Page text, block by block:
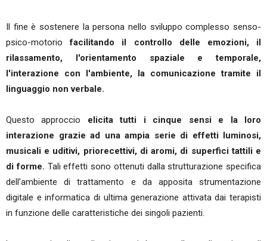
Il fine è sostenere la persona nello sviluppo complesso senso-
psico-motoriofacilitando il controllo delle emozioni, il
rilassamento, l'orientamento spaziale e temporale,
l'interazione con l'ambiente, la comunicazione tramite il
linguaggio non verbale.
Questo approccio elicita tutti i cinque sensi e la loro
interazione grazie ad una ampia serie di effetti luminosi,
musicali e uditivi, priorecettivi, di aromi, di superfici tattili e
di forme. Tali effetti sono ottenuti dalla strutturazione specifica
dell'ambiente di trattamento e da apposita strumentazione
digitale e informatica di ultima generazione attivata dai terapisti
in funzione delle caratteristiche dei singoli pazienti.